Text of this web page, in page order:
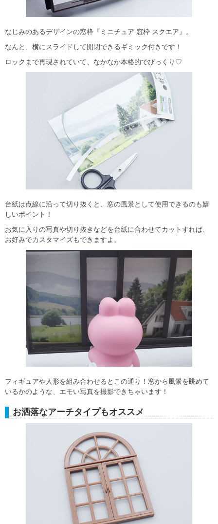
なじみのあるデザインの窓枠『ミニチュア 窓枠 スクエア』。
なんと、横にスライドして開閉できるギミック付きです！
ロックまで再現されていて、なかなか本格的でびっくり♡
台紙は点線に沿って切り抜くと、窓の風景として使用できるのも嬉
しいポイント！
お気に入りの写真や切り抜きなどを台紙に合わせてカットすれば、
お好みでカスタマイズもできますよ。
フィギュアや人形を組み合わせるとこの通り！窓から風景を眺めて
いるかのような、エモい写真を撮影できちゃいます！
お洒落なアーチタイプもオススメ